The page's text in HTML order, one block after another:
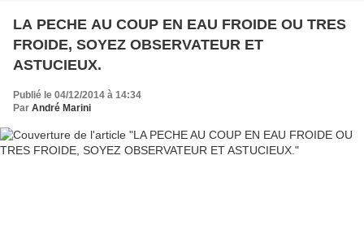
LA PECHE AU COUP EN EAU FROIDE OU TRES
FROIDE, SOYEZ OBSERVATEUR ET
ASTUCIEUX.
Publié le 04/12/2014 à 14:34
Par André Marini